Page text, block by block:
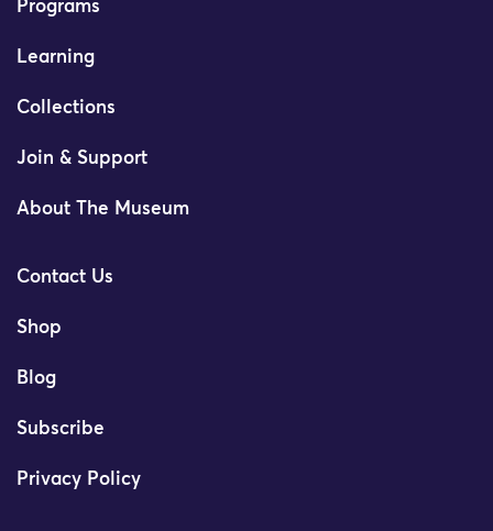
Programs
Learning
Collections
Join & Support
About The Museum
Contact Us
Shop
Blog
Subscribe
Privacy Policy